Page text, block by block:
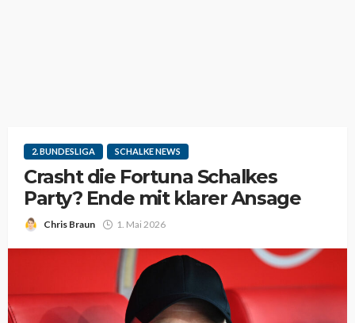
2. BUNDESLIGA SCHALKE NEWS
Crasht die Fortuna Schalkes
Party? Ende mit klarer Ansage
Chris Braun 1. Mai 2026